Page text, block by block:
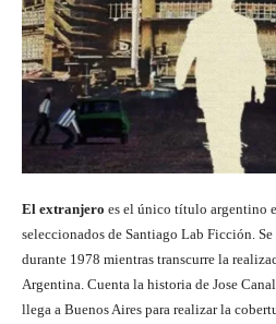
El extranjero es el único título argentino
seleccionados de Santiago Lab Ficción.
durante 1978 mientras transcurre la
Argentina. Cuenta la historia de Jose
llega a Buenos Aires para realizar la